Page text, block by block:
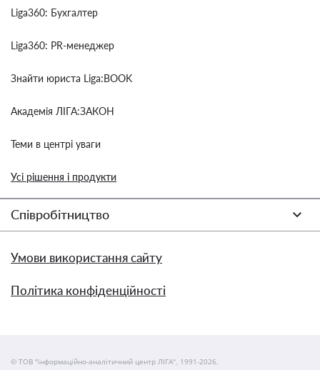
Liga360: Бухгалтер
Liga360: PR-менеджер
Знайти юриста Liga:BOOK
Академія ЛІГА:ЗАКОН
Теми в центрі уваги
Усі рішення і продукти
Співробітництво
Умови використання сайту
Політика конфіденційності
© ТОВ "інформаційно-аналітичний центр ЛІГА", 1991-2026.